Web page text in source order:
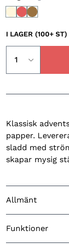
I LAGER (100+ ST)
Klassisk
papper.
sladd med
skapar mysig
Allmänt
Godkänd för
Funktioner